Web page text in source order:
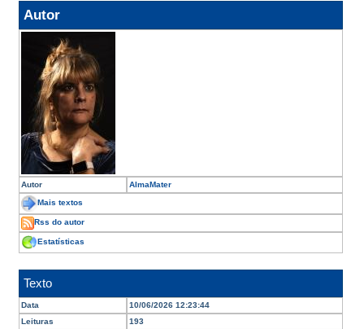
Autor
Autor AlmaMater
Mais textos
Rss do autor
Estatísticas
Texto
Data
10/06/2026 12:23:44
Leituras
193